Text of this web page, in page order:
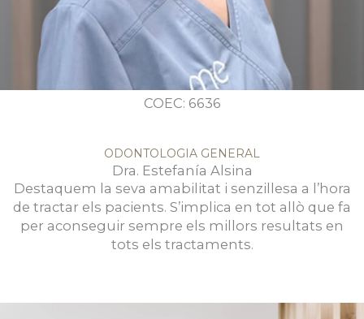
COEC: 6636
ODONTOLOGIA GENERAL
Dra. Estefanía Alsina
Destaquem la seva amabilitat i senzillesa a l’hora
de tractar els pacients. S’implica en tot allò que fa
per aconseguir sempre els millors resultats en
tots els tractaments.